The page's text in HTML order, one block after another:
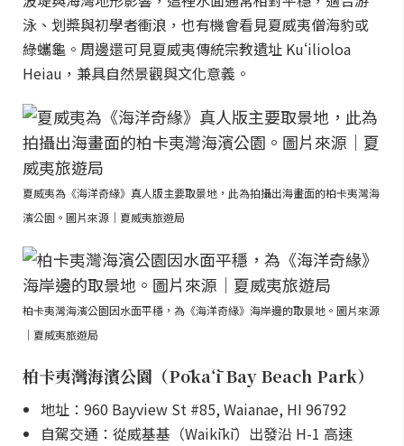
泳、划槳與初學者衝浪，也有機會看見夏威夷僧海豹或
綠蠵龜。周邊還可見夏威夷傳統宗教遺址 Kuʻilioloa
Heiau，兼具自然景觀與文化意義。
夏威夷為《海洋奇緣》真人版主要取景地，此為拍攝出海畫面的柏卡夷灣海
濱公園。圖片來源｜夏威夷旅遊局
柏卡夷灣海濱公園因水面平穩，為《海洋奇緣》海岸邊的取景地。圖片來源
｜夏威夷旅遊局
柏卡夷灣海濱公園（Pōkaʻī Bay Beach Park）
地址：960 Bayview St #85, Waianae, HI 96792
自駕交通：從威基基（Waikīkī）出發沿 H-1 高速